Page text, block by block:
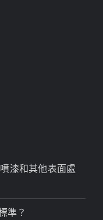
漆和其他表面處
準？